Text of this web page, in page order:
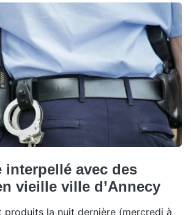
interpellé avec des
vieille ville d’Annecy
produits la nuit dernière (mercredi à